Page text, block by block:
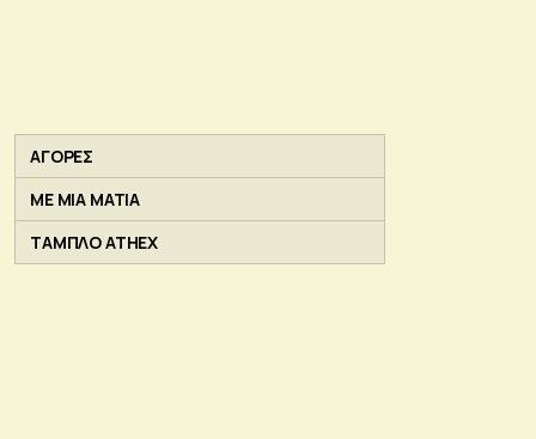
ΑΓΟΡΕΣ
ΜΕ ΜΙΑ ΜΑΤΙΑ
ΤΑΜΠΛΟ ATHEX